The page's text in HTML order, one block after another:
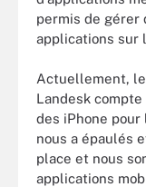
permis de gérer
applications sur
Actuellement,
Landesk
des iPhone
nous a épaulés
place et nous
applications